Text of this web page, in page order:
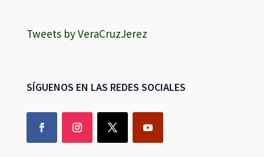
Tweets by VeraCruzJerez
SÍGUENOS EN LAS REDES SOCIALES